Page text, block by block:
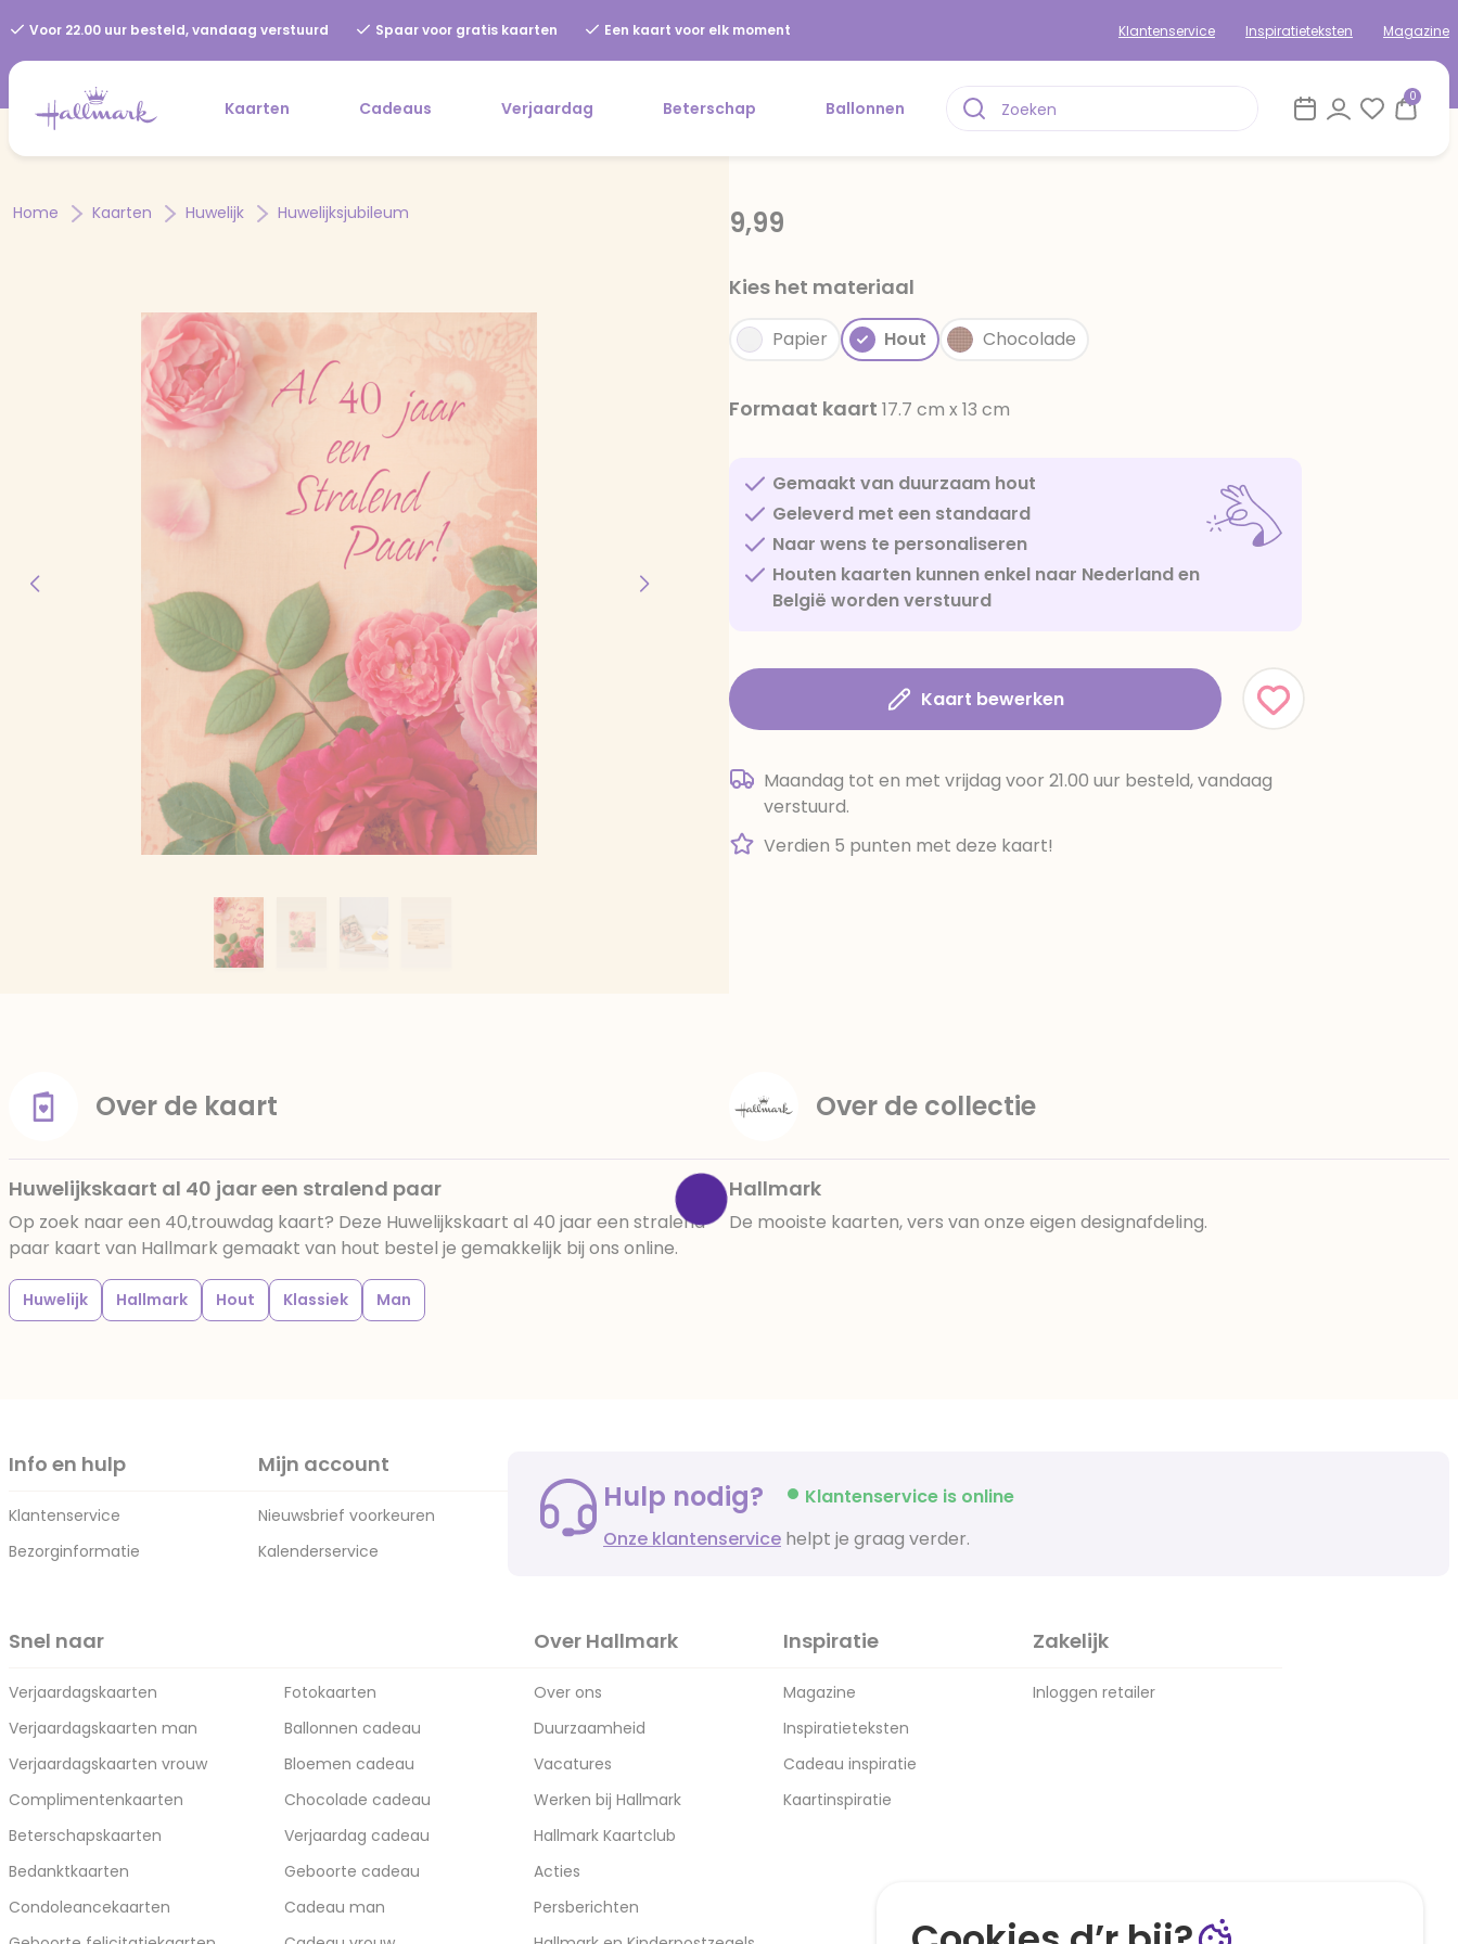
Voor 22.00 uur besteld, vandaag verstuurd Spaar voor gratis kaarten Een kaart voor elk moment Klantenservice Inspiratieteksten Magazine
Kaarten Cadeaus Verjaardag Beterschap Ballonnen
0
Home Kaarten Huwelijk Huwelijksjubileum 9,99
Kies het materiaal
Papier Hout Chocolade
Formaat kaart 17.7 cm x 13 cm
Gemaakt van duurzaam hout
Geleverd met een standaard
Naar wens te personaliseren
Houten kaarten kunnen enkel naar Nederland en
België worden verstuurd
Kaart bewerken
Maandag tot en met vrijdag voor 21.00 uur besteld, vandaag
verstuurd.
Verdien 5 punten met deze kaart!
Over de kaart
Huwelijkskaart al 40 jaar een stralend paar
Op zoek naar een 40,trouwdag kaart? Deze Huwelijkskaart al 40 jaar een stralend
paar kaart van Hallmark gemaakt van hout bestel je gemakkelijk bij ons online.
Huwelijk Hallmark Hout Klassiek Man
Over de collectie
Hallmark
De mooiste kaarten, vers van onze eigen designafdeling.
Info en hulp
Klantenservice
Bezorginformatie
Mijn account
Nieuwsbrief voorkeuren
Kalenderservice
Hulp nodig?
Klantenservice is online
Onze klantenservice helpt je graag verder.
Snel naar
Verjaardagskaarten
Verjaardagskaarten man
Verjaardagskaarten vrouw
Complimentenkaarten
Beterschapskaarten
Bedanktkaarten
Condoleancekaarten
Fotokaarten
Ballonnen cadeau
Bloemen cadeau
Chocolade cadeau
Verjaardag cadeau
Geboorte cadeau
Cadeau man
Over Hallmark
Over ons
Duurzaamheid
Vacatures
Werken bij Hallmark
Hallmark Kaartclub
Acties
Persberichten
Inspiratie
Magazine
Inspiratieteksten
Cadeau inspiratie
Kaartinspiratie
Zakelijk
Inloggen retailer